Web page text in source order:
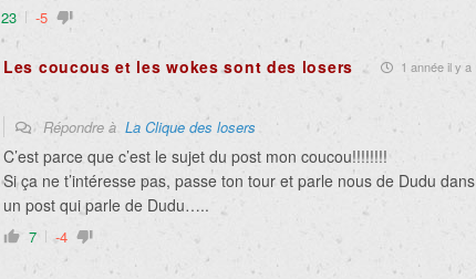
23 -5
Les coucous et les wokes sont des losers 1 année il y a
Répondre à La Clique des losers
C’est parce que c’est le sujet du post mon coucou!!!!!!!!
Si ça ne t’intéresse pas, passe ton tour et parle nous de Dudu dans
un post qui parle de Dudu…..
7 -4